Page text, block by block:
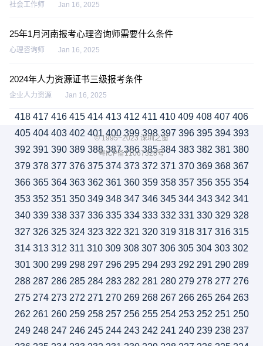
社会工作师 Jan 16, 2025
25年1月河南报考心理咨询师需要什么条件
心理咨询师 Jan 16, 2025
2024年人力资源证书三级报考条件
企业人力资源 Jan 16, 2025
418 417 416 415 414 413 412 411 410 409 408 407 406
405 404 403 402 401 400 399 398 397 396 395 394 393
392 391 390 389 388 387 386 385 384 383 382 381 380
379 378 377 376 375 374 373 372 371 370 369 368 367
366 365 364 363 362 361 360 359 358 357 356 355 354
353 352 351 350 349 348 347 346 345 344 343 342 341
340 339 338 337 336 335 334 333 332 331 330 329 328
327 326 325 324 323 322 321 320 319 318 317 316 315
314 313 312 311 310 309 308 307 306 305 304 303 302
301 300 299 298 297 296 295 294 293 292 291 290 289
288 287 286 285 284 283 282 281 280 279 278 277 276
275 274 273 272 271 270 269 268 267 266 265 264 263
262 261 260 259 258 257 256 255 254 253 252 251 250
249 248 247 246 245 244 243 242 241 240 239 238 237
© 1995~2023 深圳之窗
粤ICP备11067328号